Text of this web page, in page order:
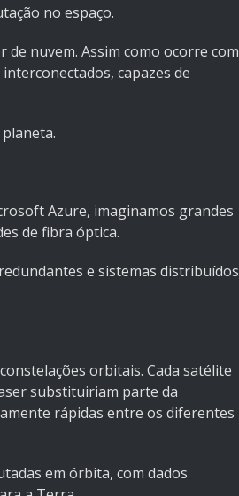
no espaço.
nuvem. Assim como ocorre com
capazes de
Azure, imaginamos grandes
de fibra óptica.
e sistemas distribuídos
orbitais. Cada satélite
substituiriam parte da
rápidas entre os diferentes
em órbita, com dados